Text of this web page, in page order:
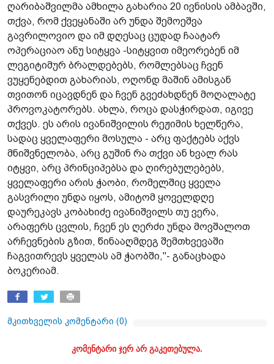
ღარიბაშვილმა ამხილა გახარია 20 ივნისის ამბავში,
თქვა, რომ ქვეყანაში არ უნდა შემოეშვა
გავრილოვიო და იმ დღესაც ცუდად ჩაატარ
ოპერაციაო ანუ სიტყვა -სიტყვით იმეორებენ იმ
ლეგიტიმურ ბრალდებებს, რომლებსაც ჩვენ
ვუყენებდით გახარიას, ოღონდ მაშინ ამისგან
თვითონ იცავდნენ და ჩვენ გვეძახდნენ მოღალატე
პროვოკატორებს. ახლა, როცა დასჭირდათ, იგივე
თქვეს. ეს არის ივანიშვილის რეჟიმის ხელწერა,
სადაც ყველაფერი მოსულა - არც ფაქტებს აქვს
მნიშვნელობა, არც გუშინ რა თქვი ან ხვალ რას
იტყვი, არც პრინციპებსა და ღირებულებებს,
ყველაფერი არის ჭაობი, რომელშიც ყველა
გასვრილი უნდა იყოს, ამიტომ ყოველდღე
დაურეკავს კობახიძე ივანიშვილს თუ ვერა,
არაფერს ცვლის, ჩვენ ეს ღერძი უნდა მოვშალოთ
არჩევნების გზით, წინააღმდეგ შემთხვევაში
ჩაგვითრევს ყველას ამ ჭაობში,"- განაცხადა
ბოკერიამ.
მკითხველის კომენტარი (0)
კომენტარი ჯერ არ გაკეთებულა.